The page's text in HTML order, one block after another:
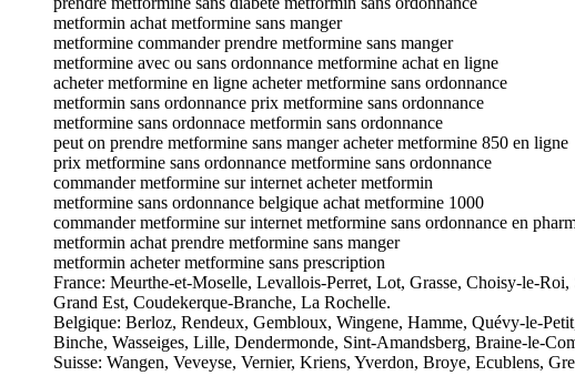
metformin achat metformine sans manger
metformine commander prendre metformine sans manger
metformine avec ou sans ordonnance metformine achat en ligne
acheter metformine en ligne acheter metformine sans ordonnance
metformin sans ordonnance prix metformine sans ordonnance
metformine sans ordonnace metformin sans ordonnance
peut on prendre metformine sans manger acheter metformine 850 en ligne
prix metformine sans ordonnance metformine sans ordonnance
commander metformine sur internet acheter metformin
metformine sans ordonnance belgique achat metformine 1000
commander metformine sur internet metformine sans ordonnance en
metformin achat prendre metformine sans manger
metformin acheter metformine sans prescription
France: Meurthe-et-Moselle, Levallois-Perret, Lot, Grasse, Choisy-le-
Grand Est, Coudekerque-Branche, La Rochelle.
Belgique: Berloz, Rendeux, Gembloux, Wingene, Hamme, Quévy-le-
Binche, Wasseiges, Lille, Dendermonde, Sint-Amandsberg, Braine-le-
Suisse: Wangen, Veveyse, Vernier, Kriens, Yverdon, Broye, Ecublens,